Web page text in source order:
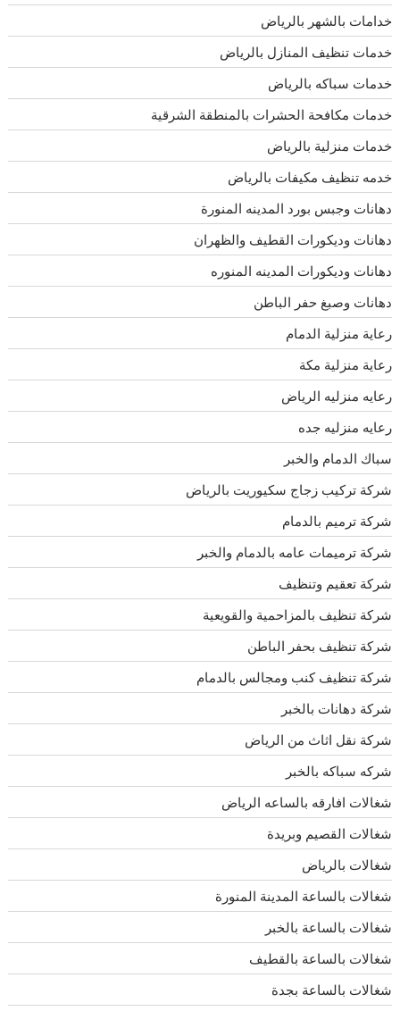
خدامات بالشهر بالرياض
خدمات تنظيف المنازل بالرياض
خدمات سباكه بالرياض
خدمات مكافحة الحشرات بالمنطقة الشرقية
خدمات منزلية بالرياض
خدمه تنظيف مكيفات بالرياض
دهانات وجبس بورد المدينه المنورة
دهانات وديكورات القطيف والظهران
دهانات وديكورات المدينه المنوره
دهانات وصبغ حفر الباطن
رعاية منزلية الدمام
رعاية منزلية مكة
رعايه منزليه الرياض
رعايه منزليه جده
سباك الدمام والخبر
شركة تركيب زجاج سكيوريت بالرياض
شركة ترميم بالدمام
شركة ترميمات عامه بالدمام والخبر
شركة تعقيم وتنظيف
شركة تنظيف بالمزاحمية والقويعية
شركة تنظيف بحفر الباطن
شركة تنظيف كنب ومجالس بالدمام
شركة دهانات بالخبر
شركة نقل اثاث من الرياض
شركه سباكه بالخبر
شغالات افارقه بالساعه الرياض
شغالات القصيم وبريدة
شغالات بالرياض
شغالات بالساعة المدينة المنورة
شغالات بالساعة بالخبر
شغالات بالساعة بالقطيف
شغالات بالساعة بجدة